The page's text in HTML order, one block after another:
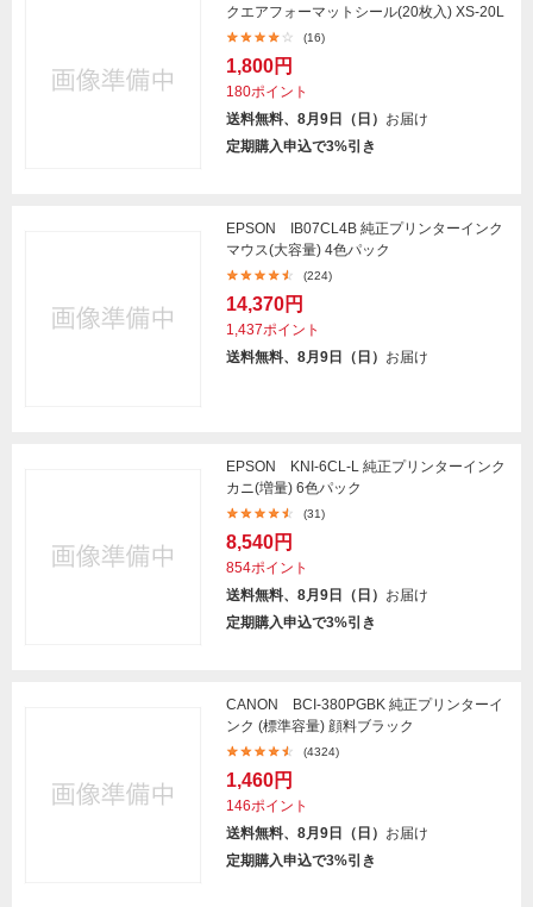
クエアフォーマットシール(20枚入) XS-20L
(16)
1,800円
180ポイント
送料無料、8月9日（日） お届け
定期購入申込で3%引き
EPSON IB07CL4B 純正プリンターインク
マウス(大容量) 4色パック
(224)
14,370円
1,437ポイント
送料無料、8月9日（日） お届け
EPSON KNI-6CL-L 純正プリンターインク
カニ(増量) 6色パック
(31)
8,540円
854ポイント
送料無料、8月9日（日） お届け
定期購入申込で3%引き
CANON BCI-380PGBK 純正プリンターイ
ンク (標準容量) 顔料ブラック
(4324)
1,460円
146ポイント
送料無料、8月9日（日） お届け
定期購入申込で3%引き